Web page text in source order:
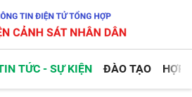
TỨC - SỰ KIỆN ĐÀO TẠO HỢP